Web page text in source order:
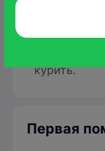
курить.
Первая